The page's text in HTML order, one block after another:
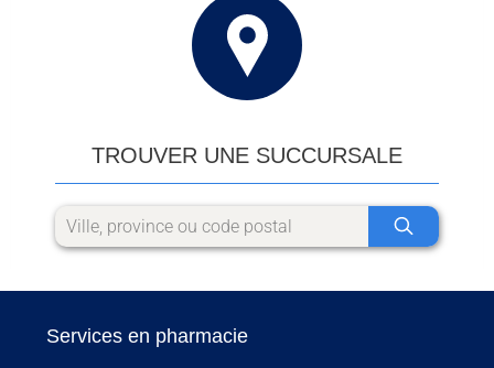
TROUVER UNE SUCCURSALE
Services en pharmacie